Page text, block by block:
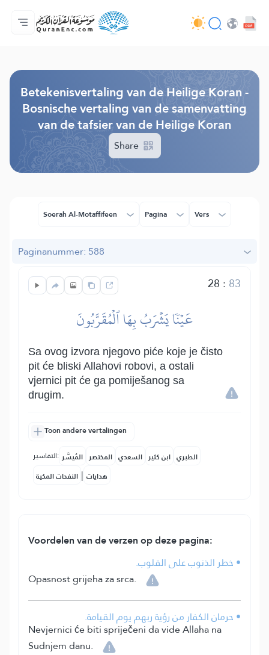
Homepagina
Inhoudsopgave van de vertalingen
Audio
Diensten voor ontwikkelaars - API
Over het project
Contacteer ons
Taal
Betekenisvertaling van de Heilige Koran -
Bosnische vertaling van de samenvatting
van de tafsier van de Heilige Koran
Share
Soerah Al-Motaffifeen Pagina Vers
Paginanummer: 588
28 : 83
عَيۡنٗا يَشۡرَبُ بِهَا ٱلۡمُقَرَّبُونَ
Sa ovog izvora njegovo piće koje je čisto
pit će bliski Allahovi robovi, a ostali
vjernici pit će ga pomiješanog sa
drugim.
Toon andere vertalingen
التفاسير: المُيسَّر المختصر السعدي ابن كثير الطبري
النفحات المكية | هدايات
Voordelen van de verzen op deze pagina:
• خطر الذنوب على القلوب.
Opasnost grijeha za srca.
• حرمان الكفار من رؤية ربهم يوم القيامة.
Nevjernici će biti spriječeni da vide Allaha na
Sudnjem danu.